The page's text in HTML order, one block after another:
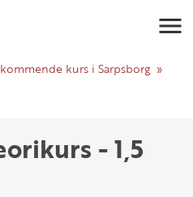
kurs i Sarpsborg
- 1,5